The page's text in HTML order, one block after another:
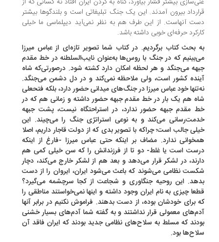
بیرون آمدند. این یک جنگ تبلیغاتی است و بلندگوها بیشتر
آنهاست. از این‌ طرف هم به نظر نمی‌آید دیپلماسی ما خیلی
حرفه‌ای خوبی داشته باشد.
بحث کتاب برگردیم. در کتاب شما تصویر تازه‌ای از عباس میرزا
که در جنگ با روس‌ها به‌عنوان نایب‌السلطنه در خط مقدم
می‌جنگد و هر لحظه امکان دارد کشته شود. در‌صورتی‌که شاه
کشور است، ولی ملاحظه نمی‌کند و در دل دشمن می‌جنگد.
خود عباس میرزا در جنگ‌های میدانی حضور دارد، بلکه فتحعلی
هم یک بار در خط مقدم جبهه حضور داشته و زمانی هم که در
مقدم جبهه حضور ندارد، در استراحتگاه نیست، پشت جبهه
می‌کند و به‌ نوعی استراتژی جنگ را می‌چیند. این
جالب است؛ چراکه با تصویر بدی که از دولت قاجار داریم، اصلا
ندارد. مضاف بر اینکه حتی عباس میرزا -فارغ از اینکه
است یا غلط- دو تا از فرزندانش را که سن خیلی کمی هم
در لشکر قرار می‌دهد و بعد هم از لشکر خارج می‌کند، دچار
نظامی می‌شوند که باعث می‌شود ایران، ایروان را از دست
این روحیه جنگاوری و شجاعت از کجا سرچشمه می‌گیرد؟
چیزی به نام ایران وجود داشته و اینها نمی‌خواستند مناطقی را
برای خودشان بوده، از دست بدهند. فراموش نکنیم در برابر آنها
معمولی قرار نداشتند و به‌ گفته شما آدم‌های بسیار خشنی
که مسلط به سلاح‌های نظامی جدید بودند که ایران فاقد آن
بود.